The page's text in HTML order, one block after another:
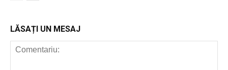
LĂSAȚI UN MESAJ